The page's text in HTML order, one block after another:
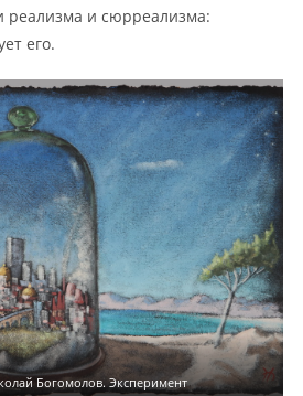
реализма и сюрреализма:
его.
Богомолов. Эксперимент